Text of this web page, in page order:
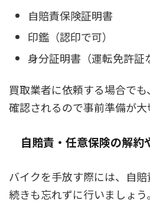
自賠責保険証明書
印鑑（認印で可）
身分証明書（運転免許証
買取業者に依頼する場合で
確認されるので事前準備が大
自賠責・任意保険の解約
バイクを手放す際には、自
続きも忘れずに行いましょ